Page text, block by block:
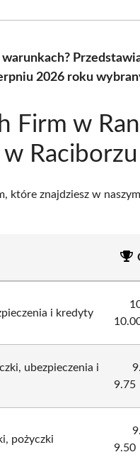
2026 roku
Firm w
Raciborzu
które znajdziesz w
i kredyty
ubezpieczenia i
9.75
pożyczki
9.50